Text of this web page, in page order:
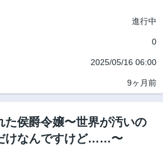
進行中
0
2025/05/16 06:00
9ヶ月前
た侯爵令嬢〜世界が汚いの
けなんですけど……〜